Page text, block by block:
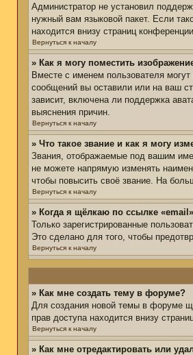
Администратор не установил
нужный вам языковой пакет. Если
находится внизу страниц
Вернуться к началу
» Как я могу поместить
Вместе с именем пользователя
сообщений вы оставили или на ваш
зависит, включена ли поддержка
выяснения причин.
Вернуться к началу
» Что такое звание и как я могу
Звания, отображаемые под вашим
не можете напрямую изменять
чтобы повысить своё звание. На
Вернуться к началу
» Когда я щёлкаю по ссылке
Только зарегистрированные
Это сделано для того, чтобы
Вернуться к началу
» Как мне создать тему в форуме?
Для создания новой темы в форуме
прав доступа находится внизу
Вернуться к началу
» Как мне отредактировать или